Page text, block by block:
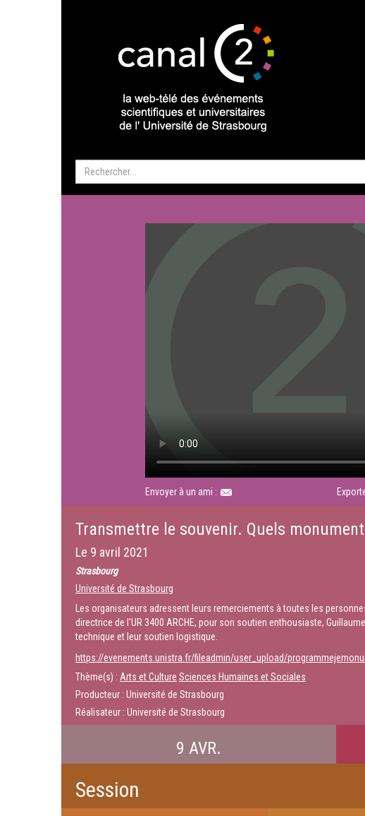
Envoyer à un ami :
Transmettre le souvenir. Quels
Le 9 avril 2021
Strasbourg
Université de Strasbourg
Les organisateurs adressent leurs remerciements à toutes les
directrice de l'UR 3400 ARCHE, pour son soutien enthousiaste,
technique et leur soutien logistique.
https://evenements.unistra.fr/fileadmin/user_upload/
Thème(s) : Arts et Culture Sciences Humaines et Sociales
Producteur : Université de Strasbourg
Réalisateur : Université de Strasbourg
9 AVR.
Session